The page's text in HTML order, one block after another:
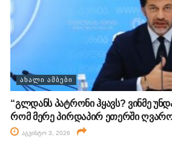
ᲐᲮᲐᲚᲘ ᲐᲛᲑᲔᲑᲘ
“გლდანს პატრონი ჰყავს? ვინმე
რომ მერე პირდაპირ ეთერში
აგვისტო 3, 2026